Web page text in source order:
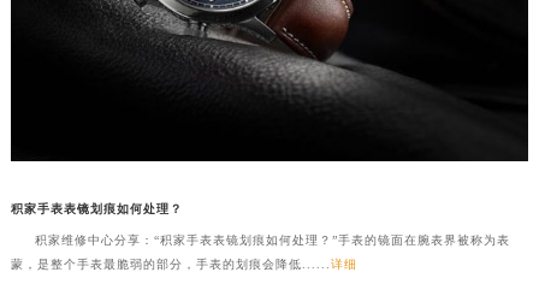
积家手表表镜划痕如何处理？
积家维修中心分享：“积家手表表镜划痕如何处理？”手表的镜面在腕表界被称为表
蒙，是整个手表最脆弱的部分，手表的划痕会降低...... 详细